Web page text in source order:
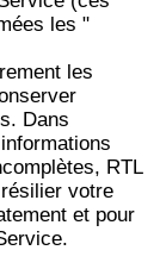
les "
les
Dans
RTL
votre
et pour